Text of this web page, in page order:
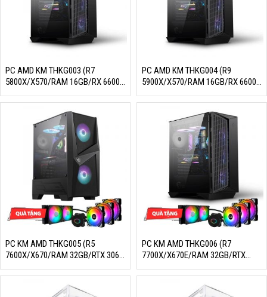
PC AMD KM THKG003 (R7
5800X/X570/RAM 16GB/RX 6600
8GB/SSD 256GB/650W/DOS)
PC AMD KM THKG004 (R9
5900X/X570/RAM 16GB/RX 6600
8GB/SSD 256GB/650W/DOS)
PC KM AMD THKG005 (R5
7600X/X670/RAM 32GB/RTX 3060
12GB/SSD 1TB/650W/DOS)
PC KM AMD THKG006 (R7
7700X/X670E/RAM 32GB/RTX
3060 12GB/SSD 1TB/750W/DOS)